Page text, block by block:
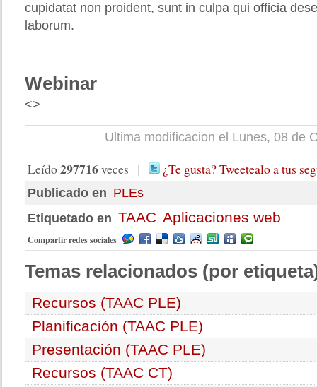
cupidatat non proident, sunt in culpa qui officia
laborum.
Webinar
<>
Ultima modificacion el Lunes, 08 de
Leído297716veces | ¿Te gusta? Tweetealo a tus
Publicado en PLEs
Etiquetado en TAAC Aplicaciones web
Compartir redes sociales
Temas relacionados (por
Recursos (TAAC PLE)
Planificación (TAAC PLE)
Presentación (TAAC PLE)
Recursos (TAAC CT)